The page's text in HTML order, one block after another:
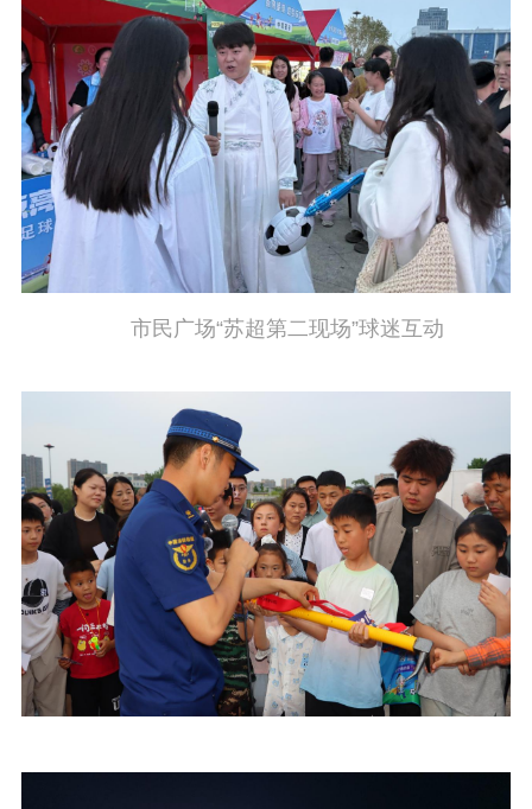
新闻宣传
主题宣传 对外宣传
新闻发布
记者之家
品牌栏目
文化文艺
精品生产 文化惠民
文化传承
文化交流
体制改革
文化产业
紫金文化艺术节
品牌活动 紫艺舞台
先进典型
社会宣传
思想政治教育 爱国主义教育
全民国防教育
红色资源保护利
用
新闻出版
市民广场“苏超第二现场”球迷互动